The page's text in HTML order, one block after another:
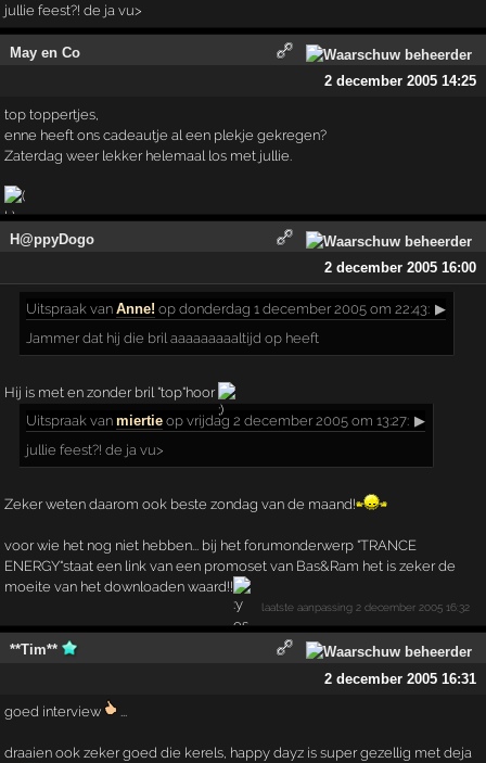
jullie feest?! de ja vu>
May en Co
2 december 2005 14:25
top toppertjes,
enne heeft ons cadeautje al een plekje gekregen?
Zaterdag weer lekker helemaal los met jullie.
H@ppyDogo
2 december 2005 16:00
Uitspraak vanAnne! op donderdag 1 december 2005 om 22:43: ▶
Jammer dat hij die bril aaaaaaaaaltijd op heeft
Hij is met en zonder bril "top"hoor
Uitspraak vanmiertie op vrijdag 2 december 2005 om 13:27: ▶
jullie feest?! de ja vu>
Zeker weten daarom ook beste zondag van de maand!
voor wie het nog niet hebben... bij het forumonderwerp "TRANCE
ENERGY"staat een link van een promoset van Bas&Ram het is zeker de
moeite van het downloaden waard!!
laatste aanpassing 2 december 2005 16:32
**Tim**
2 december 2005 16:31
goed interview ...
draaien ook zeker goed die kerels, happy dayz is super gezellig met deja